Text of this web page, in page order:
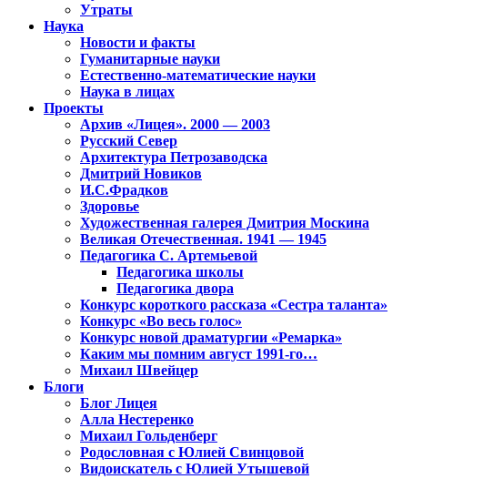
Утраты
Наука
Новости и факты
Гуманитарные науки
Естественно-математические науки
Наука в лицах
Проекты
Архив «Лицея». 2000 — 2003
Русский Север
Архитектура Петрозаводска
Дмитрий Новиков
И.С.Фрадков
Здоровье
Художественная галерея Дмитрия Москина
Великая Отечественная. 1941 — 1945
Педагогика С. Артемьевой
Педагогика школы
Педагогика двора
Конкурс короткого рассказа «Сестра таланта»
Конкурс «Во весь голос»
Конкурс новой драматургии «Ремарка»
Каким мы помним август 1991-го…
Михаил Швейцер
Блоги
Блог Лицея
Алла Нестеренко
Михаил Гольденберг
Родословная с Юлией Свинцовой
Видоискатель с Юлией Утышевой